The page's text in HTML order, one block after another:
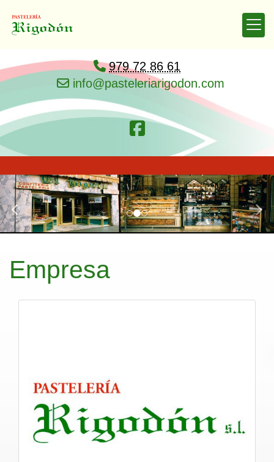
979 72 86 61
info
pasteleriarigodon.com
prev
Empresa